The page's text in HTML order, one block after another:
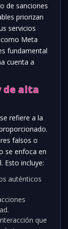
de sanciones
priorizan
servicios
Meta
fundamental
cuenta a
de alta
refiere a la
falsos o
se enfoca en
Esto incluye:
auténticos
que